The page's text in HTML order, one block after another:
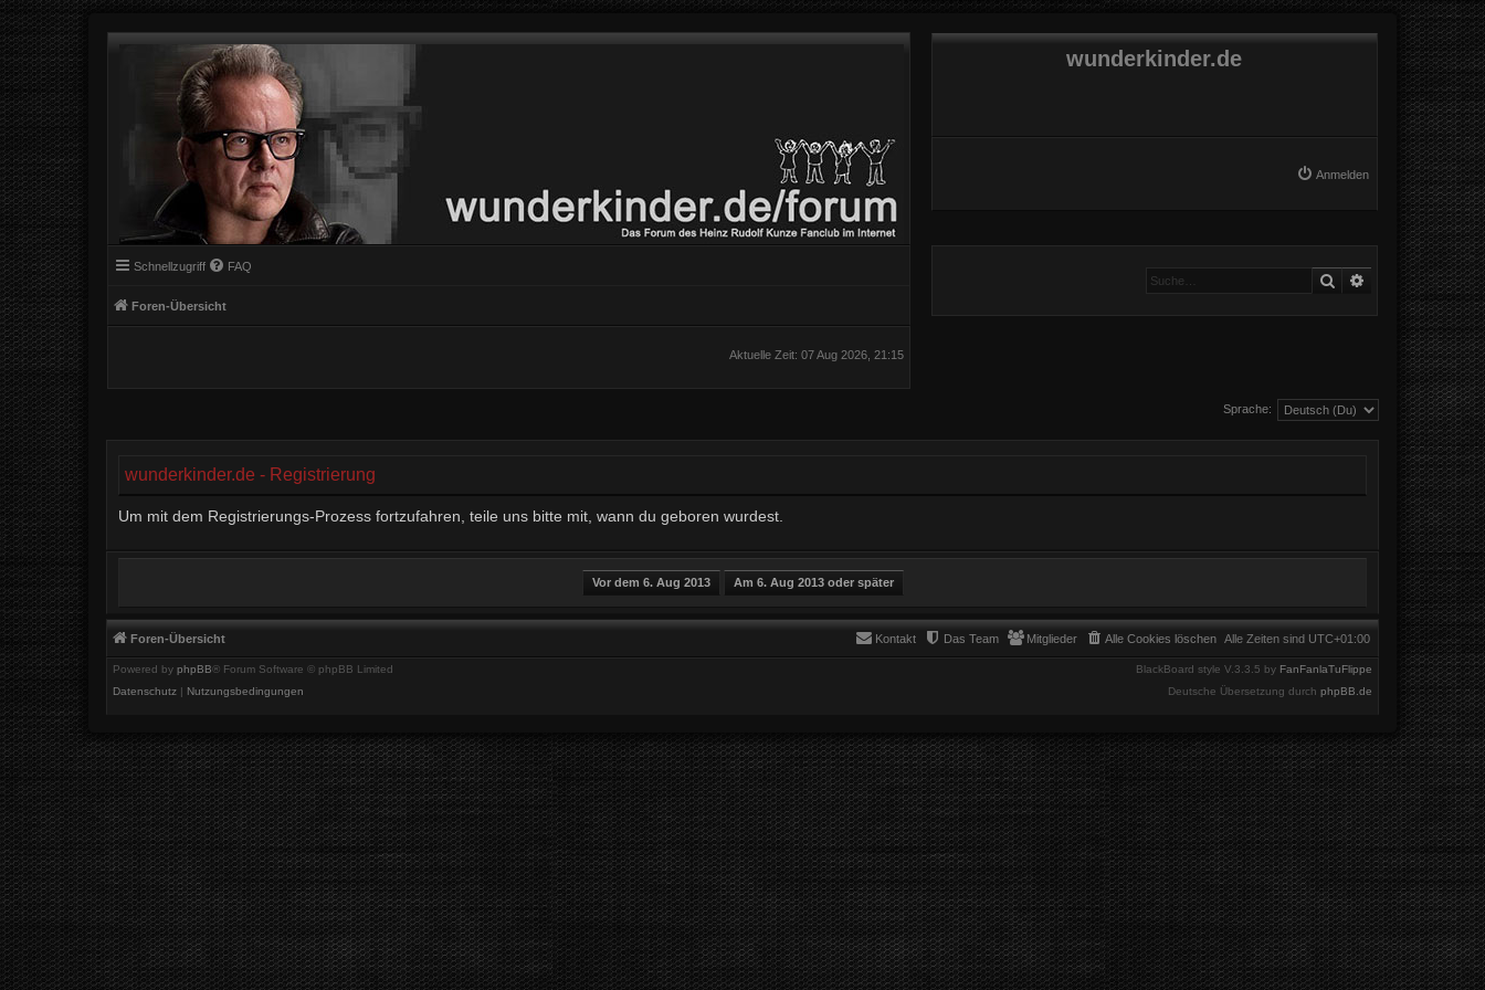
wunderkinder.de
Anmelden
Schnellzugriff FAQ
Foren-Übersicht
Suche Erweiterte Suche
Aktuelle Zeit: 07 Aug 2026, 21:15
Sprache:
wunderkinder.de - Registrierung
Um mit dem Registrierungs-Prozess fortzufahren, teile uns bitte mit, wann du geboren wurdest.
Foren-Übersicht Alle Zeiten sind UTC+01:00
Alle Cookies löschen
Mitglieder
Das Team
Kontakt
Powered by phpBB® Forum Software © phpBB Limited BlackBoard style V.3.3.5 by FanFanlaTuFlippe
Deutsche Übersetzung durch phpBB.de
Datenschutz | Nutzungsbedingungen